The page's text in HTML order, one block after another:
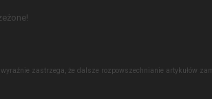
zastrzega, że dalsze rozpowszechnianie artykułów